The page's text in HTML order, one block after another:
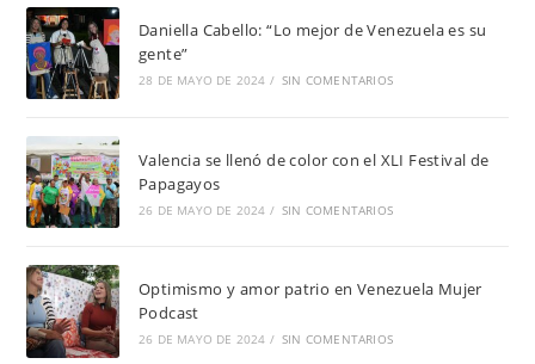
Daniella Cabello: “Lo mejor de Venezuela es su
gente”
28 DE MAYO DE 2024 / SIN COMENTARIOS
Valencia se llenó de color con el XLI Festival de
Papagayos
26 DE MAYO DE 2024 / SIN COMENTARIOS
Optimismo y amor patrio en Venezuela Mujer
Podcast
26 DE MAYO DE 2024 / SIN COMENTARIOS